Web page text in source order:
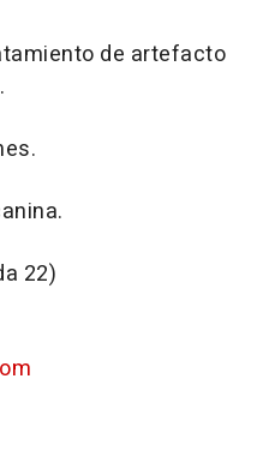
de artefacto
22)